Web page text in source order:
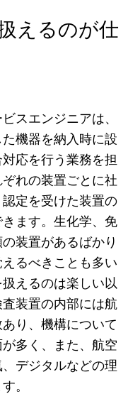
えるのが仕
スエンジニアは、
機器を納入時に設
応を行う業務を担
れの装置ごとに社
定を受けた装置の
ます。生化学、免
装置があるばかり
るべきことも多い
えるのは楽しい以
装置の内部には航
り、機構について
多く、また、航空
デジタルなどの理
。